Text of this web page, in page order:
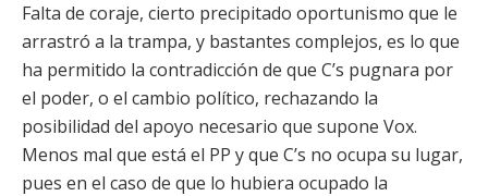
Falta de coraje, cierto precipitado oportunismo que le
arrastró a la trampa, y bastantes complejos, es lo que
ha permitido la contradicción de que C’s pugnara por
el poder, o el cambio político, rechazando la
posibilidad del apoyo necesario que supone Vox.
Menos mal que está el PP y que C’s no ocupa su lugar,
pues en el caso de que lo hubiera ocupado la